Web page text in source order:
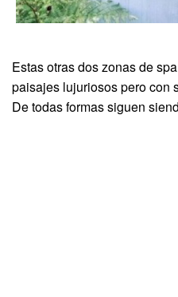
Estas otras dos zonas de
paisajes lujuriosos pero con
De todas formas siguen